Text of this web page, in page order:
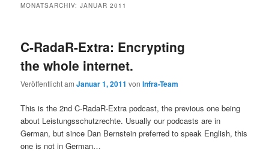
MONATSARCHIV:JANUAR 2011
C-RadaR-Extra: Encrypting
the whole internet.
Veröffentlicht amJanuar 1, 2011 vonInfra-Team
This is the 2nd C-RadaR-Extra podcast, the previous one being
about Leistungsschutzrechte. Usually our podcasts are in
German, but since Dan Bernstein preferred to speak English, this
one is not in German…